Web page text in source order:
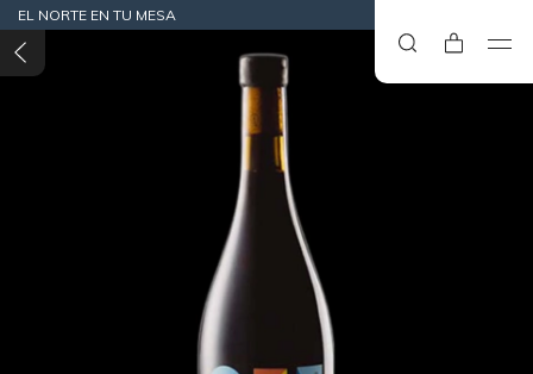
EL NORTE EN TU MESA